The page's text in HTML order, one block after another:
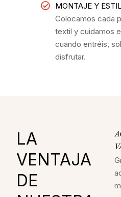
MONTAJE Y
Colocamos cada
textil y cuidamos
cuando entréis,
disfrutar.
LA
VENTAJA
DE